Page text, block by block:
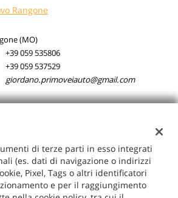
Rangone
(MO)
+39 059 535806
+39 059 537529
giordano.primoveiauto@gmail.com
Rangone (MO)
di terze parti in esso integrati
(es. dati di navigazione o indirizzi
Pixel, Tags o altri identificatori
e per il raggiungimento